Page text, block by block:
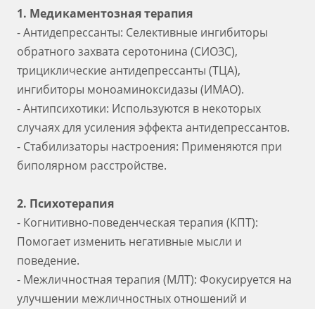
1. Медикаментозная терапия
- Антидепрессанты: Селективные ингибиторы
обратного захвата серотонина (СИОЗС),
трициклические антидепрессанты (ТЦА),
ингибиторы моноаминоксидазы (ИМАО).
- Антипсихотики: Используются в некоторых
случаях для усиления эффекта антидепрессантов.
- Стабилизаторы настроения: Применяются при
биполярном расстройстве.
2. Психотерапия
- Когнитивно-поведенческая терапия (КПТ):
Помогает изменить негативные мысли и
поведение.
- Межличностная терапия (МЛТ): Фокусируется на
улучшении межличностных отношений и